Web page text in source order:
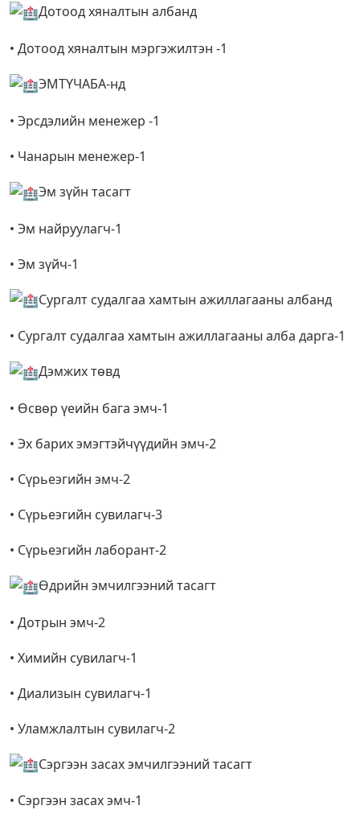
Дотоод хяналтын албанд
• Дотоод хяналтын мэргэжилтэн -1
ЭМТҮЧАБА-нд
• Эрсдэлийн менежер -1
• Чанарын менежер-1
Эм зүйн тасагт
• Эм найруулагч-1
• Эм зүйч-1
Сургалт судалгаа хамтын ажиллагааны албанд
• Сургалт судалгаа хамтын ажиллагааны алба дарга-1
Дэмжих төвд
• Өсвөр үеийн бага эмч-1
• Эх барих эмэгтэйчүүдийн эмч-2
• Сүрьеэгийн эмч-2
• Сүрьеэгийн сувилагч-3
• Сүрьеэгийн лаборант-2
Өдрийн эмчилгээний тасагт
• Дотрын эмч-2
• Химийн сувилагч-1
• Диализын сувилагч-1
• Уламжлалтын сувилагч-2
Сэргээн засах эмчилгээний тасагт
• Сэргээн засах эмч-1